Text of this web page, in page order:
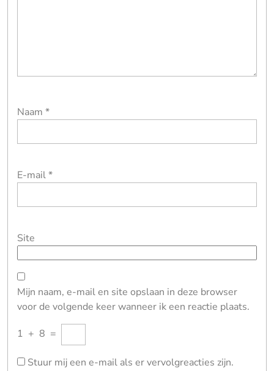
Naam *
E-mail*
Site
Mijn naam, e-mail en site opslaan in deze browser
voor de volgende keer wanneer ik een reactie plaats.
1 + 8 =
Stuur mij een e-mail als er vervolgreacties zijn.